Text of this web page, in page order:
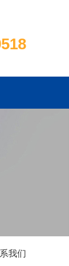
我们